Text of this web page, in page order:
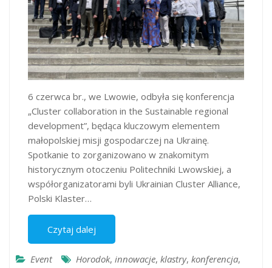
6 czerwca br., we Lwowie, odbyła się konferencja
„Cluster collaboration in the Sustainable regional
development”, będąca kluczowym elementem
małopolskiej misji gospodarczej na Ukrainę.
Spotkanie to zorganizowano w znakomitym
historycznym otoczeniu Politechniki Lwowskiej, a
współorganizatorami byli Ukrainian Cluster Alliance,
Polski Klaster…
Czytaj dalej
Event Horodok, innowacje, klastry, konferencja,